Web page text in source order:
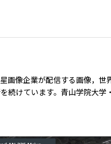
像企業が配信する画像，世
けています。青山学院大学